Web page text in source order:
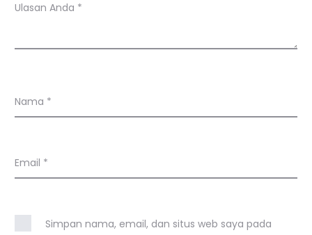
Ulasan Anda *
Nama *
Email *
Simpan nama, email, dan situs web saya pada